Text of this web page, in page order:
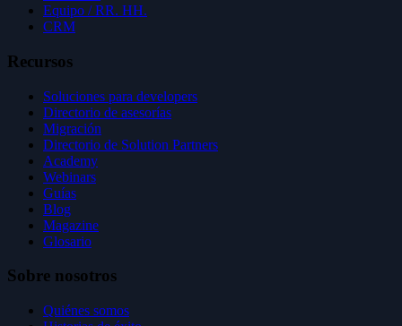
Equipo / RR. HH.
CRM
Recursos
Soluciones para developers
Directorio de asesorías
Migración
Directorio de Solution Partners
Academy
Webinars
Guías
Blog
Magazine
Glosario
Sobre nosotros
Quiénes somos